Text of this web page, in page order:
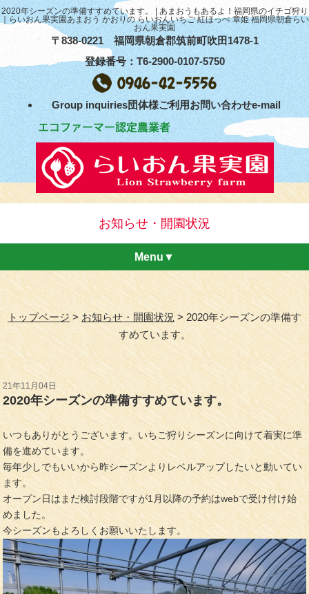
2020年シーズンの準備すすめています。 | あまおうもあるよ！福岡県のイチゴ狩り
｜らいおん果実園あまおう かおりの らいおんいちご 紅ほっぺ 章姫 福岡県朝倉らい
おん果実園
〒838-0221 福岡県朝倉郡筑前町吹田1478-1
登録番号：T6-2900-0107-5750
Group inquiries団体様ご利用お問い合わせe-mail
お知らせ・開園状況
Menu▼
トップページ お知らせ・開園状況
2020年シーズンの準備す
すめています。
21年11月04日
2020年シーズンの準備すすめています。
いつもありがとうございます。いちご狩りシーズンに向けて着実に準
備を進めています。
毎年少しでもいいから昨シーズンよりレベルアップしたいと動いてい
ます。
オープン日はまだ検討段階ですが1月以降の予約はwebで受け付け始
めました。
今シーズンもよろしくお願いいたします。